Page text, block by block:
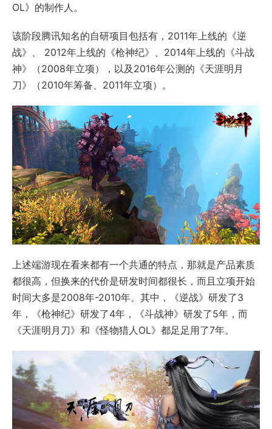
OL》的制作人。
该阶段腾讯知名的自研项目包括有，2011年上线的《逆
战》、 2012年上线的《枪神纪》、2014年上线的《斗战
神》（2008年立项），以及2016年公测的《天涯明月
刀》（2010年筹备、2011年立项）。
上述端游现在看来都有一个共通的特点，那就是产品素质
都很高，但换来的代价是研发时间都很长，而且立项开始
时间大多是2008年-2010年。其中，《逆战》研发了3
年，《枪神纪》研发了4年，《斗战神》研发了5年，而
《天涯明月刀》和《怪物猎人OL》都足足用了7年。